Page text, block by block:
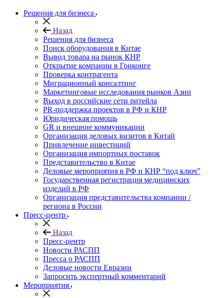
Решения для бизнеса
Назад
Решения для бизнеса
Поиск оборудования в Китае
Вывод товара на рынок КНР
Открытие компании в Гонконге
Проверка контрагента
Миграционный консалтинг
Маркетинговые исследования рынков Азии
Выход в российские сети ритейла
PR-поддержка проектов в РФ и КНР
Юридическая помощь
GR и внешние коммуникации
Организация деловых визитов в Китай
Привлечение инвестиций
Организация импортных поставок
Представительство в Китае
Деловые мероприятия в РФ и КНР “под ключ”
Государственная регистрация медицинских
изделий в РФ
Организация представительства компании /
региона в России
Пресс-центр
Назад
Пресс-центр
Новости РАСПП
Пресса о РАСПП
Деловые новости Евразии
Запросить экспертный комментарий
Мероприятия